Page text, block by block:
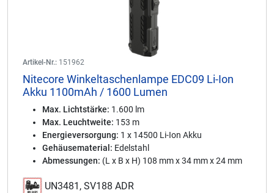
Artikel-Nr.: 151962
Nitecore Winkeltaschenlampe EDC09 Li-Ion
Akku 1100mAh / 1600 Lumen
Max. Lichtstärke: 1.600 lm
Max. Leuchtweite: 153 m
Energieversorgung: 1 x 14500 Li-Ion Akku
Gehäusematerial: Edelstahl
Abmessungen: (L x B x H) 108 mm x 34 mm x 24 mm
UN3481, SV188 ADR